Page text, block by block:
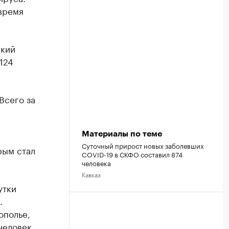
за
стал
Материалы по теме
Суточный прирост новых заболевших
COVID-19 в СКФО составил 874
человека
Кавказ